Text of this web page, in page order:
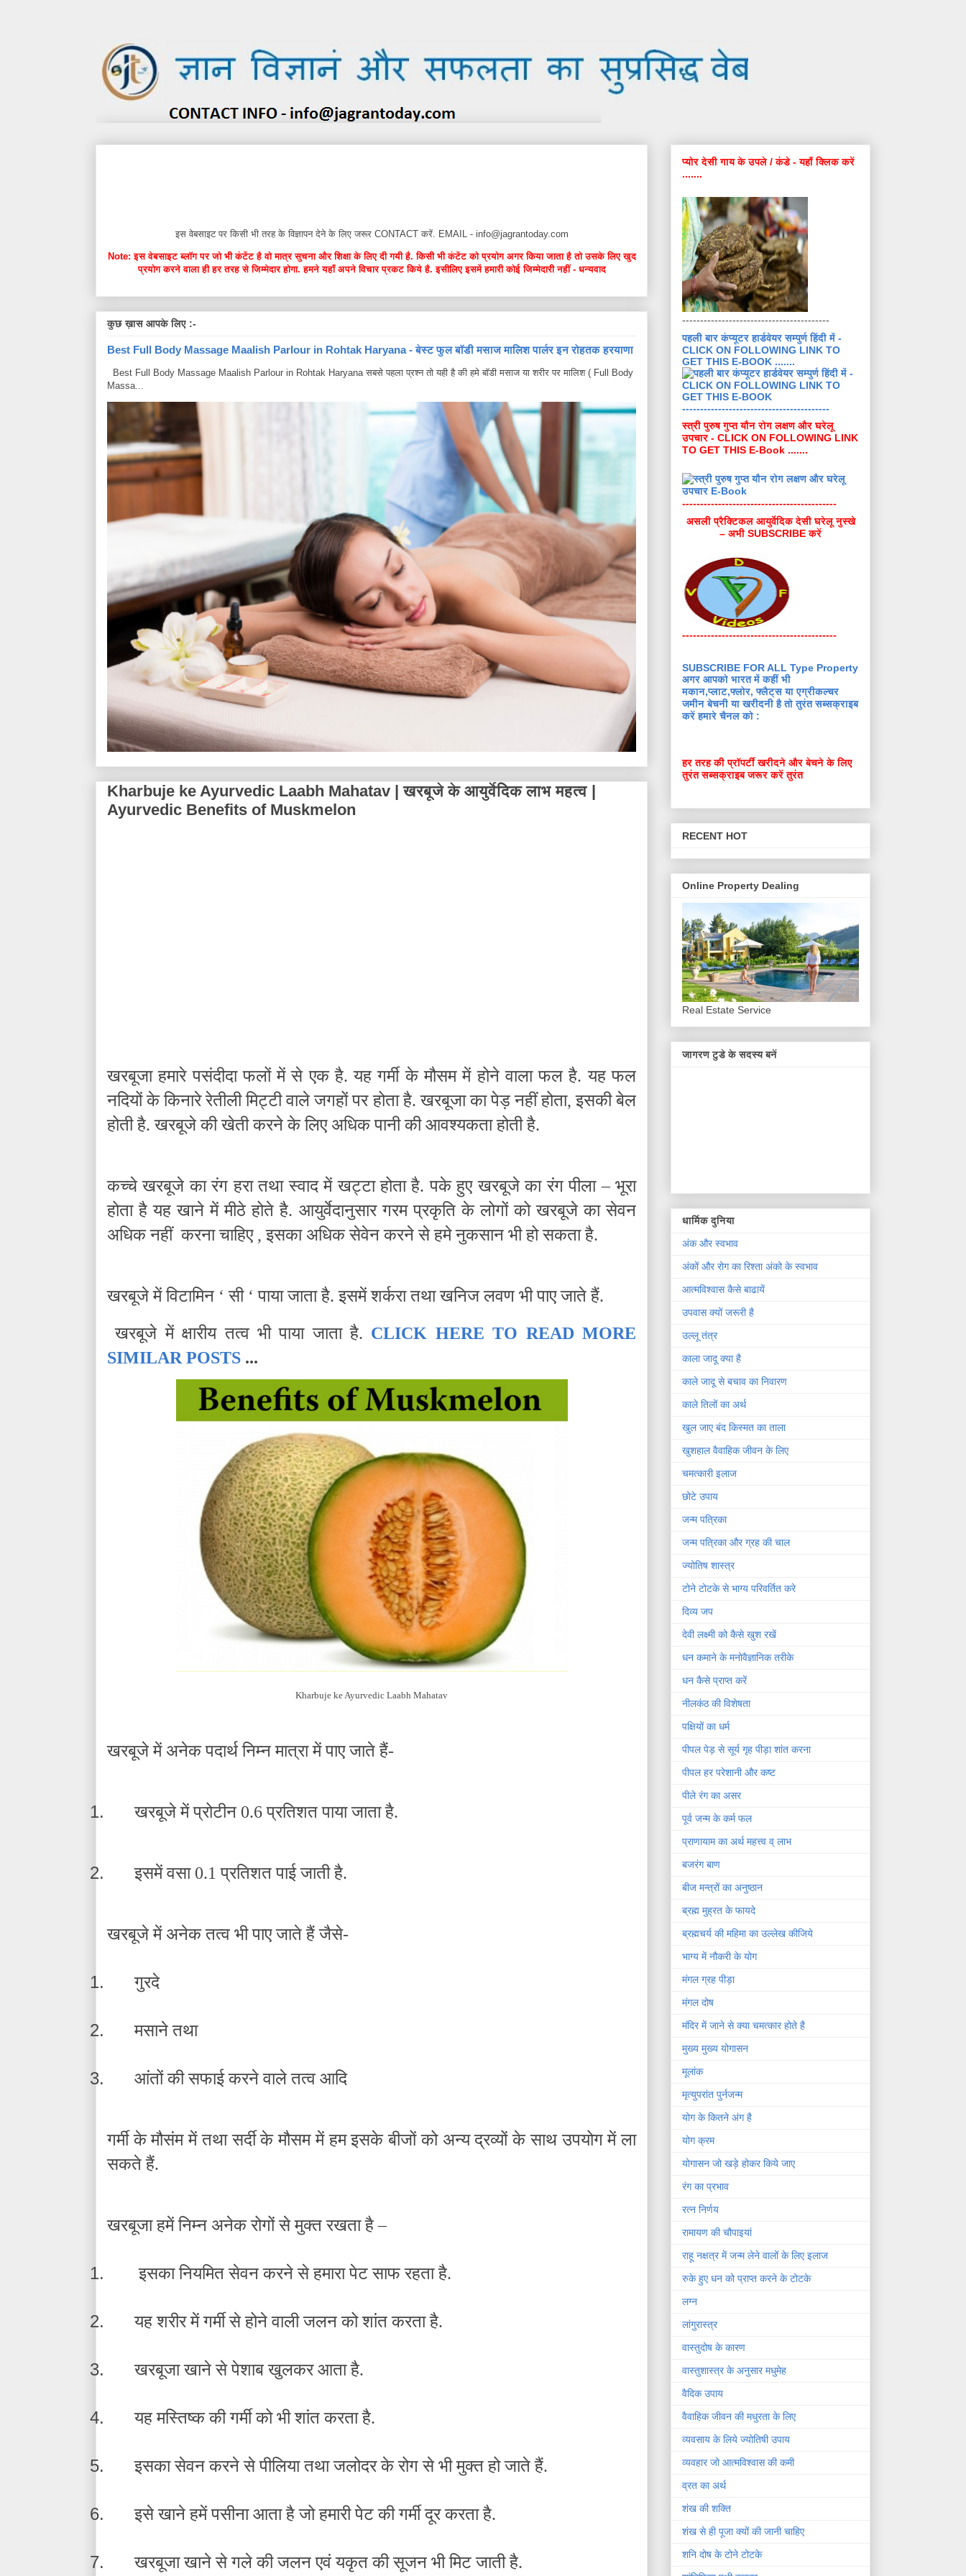
इस वेबसाइट पर किसी भी तरह के विज्ञापन देने के लिए जरूर CONTACT करें. EMAIL - info@jagrantoday.com
Note: इस वेबसाइट ब्लॉग पर जो भी कंटेंट है वो मात्र सुचना और शिक्षा के लिए दी गयी है. किसी भी कंटेंट को प्रयोग अगर किया जाता है तो उसके लिए खुद
प्रयोग करने वाला ही हर तरह से जिम्मेदार होगा. हमने यहाँ अपने विचार प्रकट किये है. इसीलिए इसमें हमारी कोई जिम्मेदारी नहीं - धन्यवाद
कुछ ख़ास आपके लिए :-
Best Full Body Massage Maalish Parlour in Rohtak Haryana - बेस्ट फुल बॉडी मसाज मालिश पार्लर इन रोहतक हरयाणा
Best Full Body Massage Maalish Parlour in Rohtak Haryana सबसे पहला प्रश्न तो यही है की हमे बॉडी मसाज या शरीर पर मालिश ( Full Body
Massa...
Kharbuje ke Ayurvedic Laabh Mahatav | खरबूजे के आयुर्वेदिक लाभ महत्व |
Ayurvedic Benefits of Muskmelon
खरबूजा हमारे पसंदीदा फलों में से एक है. यह गर्मी के मौसम में होने वाला फल है. यह फल
नदियों के किनारे रेतीली मिट्टी वाले जगहों पर होता है. खरबूजा का पेड़ नहीं होता, इसकी बेल
होती है. खरबूजे की खेती करने के लिए अधिक पानी की आवश्यकता होती है.
कच्चे खरबूजे का रंग हरा तथा स्वाद में खट्टा होता है. पके हुए खरबूजे का रंग पीला – भूरा
होता है यह खाने में मीठे होते है. आयुर्वेदानुसार गरम प्रकृति के लोगों को खरबूजे का सेवन
अधिक नहीं करना चाहिए , इसका अधिक सेवेन करने से हमे नुकसान भी हो सकता है.
खरबूजे में विटामिन ‘ सी ‘ पाया जाता है. इसमें शर्करा तथा खनिज लवण भी पाए जाते हैं.
खरबूजे में क्षारीय तत्व भी पाया जाता है. CLICK HERE TO READ MORE
SIMILAR POSTS ...
Kharbuje ke Ayurvedic Laabh Mahatav
खरबूजे में अनेक पदार्थ निम्न मात्रा में पाए जाते हैं-
1. खरबूजे में प्रोटीन 0.6 प्रतिशत पाया जाता है.
2. इसमें वसा 0.1 प्रतिशत पाई जाती है.
खरबूजे में अनेक तत्व भी पाए जाते हैं जैसे-
1. गुरदे
2. मसाने तथा
3. आंतों की सफाई करने वाले तत्व आदि
गर्मी के मौसंम में तथा सर्दी के मौसम में हम इसके बीजों को अन्य द्रव्यों के साथ उपयोग में ला
सकते हैं.
खरबूजा हमें निम्न अनेक रोगों से मुक्त रखता है –
1. इसका नियमित सेवन करने से हमारा पेट साफ रहता है.
2. यह शरीर में गर्मी से होने वाली जलन को शांत करता है.
3. खरबूजा खाने से पेशाब खुलकर आता है.
4. यह मस्तिष्क की गर्मी को भी शांत करता है.
5. इसका सेवन करने से पीलिया तथा जलोदर के रोग से भी मुक्त हो जाते हैं.
6. इसे खाने हमें पसीना आता है जो हमारी पेट की गर्मी दूर करता है.
7. खरबूजा खाने से गले की जलन एवं यकृत की सूजन भी मिट जाती है.
प्योर देसी गाय के उपले / कंडे - यहाँ क्लिक करें
.......
-----------------------------------------
पहली बार कंप्यूटर हार्डवेयर सम्पुर्ण हिंदी में -
CLICK ON FOLLOWING LINK TO
GET THIS E-BOOK .......
-----------------------------------------
स्त्री पुरुष गुप्त यौन रोग लक्षण और घरेलू
उपचार - CLICK ON FOLLOWING LINK
TO GET THIS E-Book .......
-------------------------------------------
असली प्रैक्टिकल आयुर्वेदिक देसी घरेलू नुस्खे
– अभी SUBSCRIBE करें
-------------------------------------------
SUBSCRIBE FOR ALL Type Property
अगर आपको भारत में कहीं भी
मकान,प्लाट,फ्लोर, फ्लैट्स या एग्रीकल्चर
जमीन बेचनी या खरीदनी है तो तुरंत सब्सक्राइब
करें हमारे चैनल को :
हर तरह की प्रॉपर्टी खरीदने और बेचने के लिए
तुरंत सब्सक्राइब जरूर करें तुरंत
RECENT HOT
Online Property Dealing
Real Estate Service
जागरण टुडे के सदस्य बनें
धार्मिक दुनिया
अंक और स्वभाव
अंकों और रोग का रिश्ता अंको के स्वभाव
आत्मविश्वास कैसे बाढायें
उपवास क्यों जरूरी है
उल्लू तंत्र
काला जादू क्या है
काले जादू से बचाव का निवारण
काले तिलों का अर्थ
खुल जाए बंद किस्मत का ताला
खुशहाल वैवाहिक जीवन के लिए
चमत्कारी इलाज
छोटे उपाय
जन्म पत्रिका
जन्म पत्रिका और ग्रह की चाल
ज्योतिष शास्त्र
टोने टोटके से भाग्य परिवर्तित करे
दिव्य जप
देवी लक्ष्मी को कैसे खुश रखें
धन कमाने के मनोवैज्ञानिक तरीके
धन कैसे प्राप्त करें
नीलकंठ की विशेषता
पक्षियों का धर्म
पीपल पेड़ से सूर्य गृह पीड़ा शांत करना
पीपल हर परेशानी और कष्ट
पीले रंग का असर
पूर्व जन्म के कर्म फल
प्राणायाम का अर्थ महत्त्व व् लाभ
बजरंग बाण
बीज मन्त्रों का अनुष्ठान
ब्रह्म मुह्रत के फायदे
ब्रह्मचर्य की महिमा का उल्लेख कीजिये
भाग्य में नौकरी के योग
मंगल ग्रह पीड़ा
मंगल दोष
मंदिर में जाने से क्या चमत्कार होते है
मुख्य मुख्य योगासन
मूलांक
मृत्युपरांत पुर्नजन्म
योग के कितने अंग है
योग क्रम
योगासन जो खड़े होकर किये जाए
रंग का प्रभाव
रत्न निर्णय
रामायण की चौपाइयां
राहू नक्षत्र में जन्म लेने वालों के लिए इलाज
रुके हुए धन को प्राप्त करने के टोटके
लग्न
लांगुरास्त्र
वास्तुदोष के कारण
वास्तुशास्त्र के अनुसार मधुमेह
वैदिक उपाय
वैवाहिक जीवन की मधुरता के लिए
व्यवसाय के लिये ज्योतिषी उपाय
व्यवहार जो आत्मविश्वास की कमी
व्रत का अर्थ
शंख की शक्ति
शंख से ही पूजा क्यों की जानी चाहिए
शनि दोष के टोने टोटके